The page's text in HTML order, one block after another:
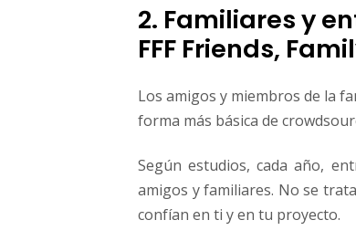
2. Familiares y
FFF Friends,
Los amigos y miembros de la
forma más básica de
Según estudios, cada año,
amigos y familiares. No se
confían en ti y en tu proyecto.